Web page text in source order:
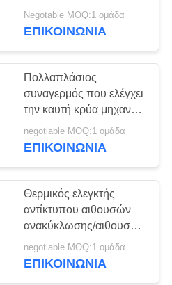
θερμικού κλονισμού
δροσερός για το υψηλό
Negotable MOQ:1 ομάδα
ΕΠΙΚΟΙΝΩΝΊΑ
Πολλαπλάσιος
συναγερμός που ελέγχει
την καυτή κρύα μηχανή
δοκιμής αντίκτυπου
αιθουσών δοκιμής
negotiable MOQ:1 ομάδα
ΕΠΙΚΟΙΝΩΝΊΑ
Θερμικός ελεγκτής
αντίκτυπου αιθουσών
ανακύκλωσης/αιθουσών
δοκιμής θερμικού
κλονισμού καυτός και
negotiable MOQ:1 ομάδα
ΕΠΙΚΟΙΝΩΝΊΑ